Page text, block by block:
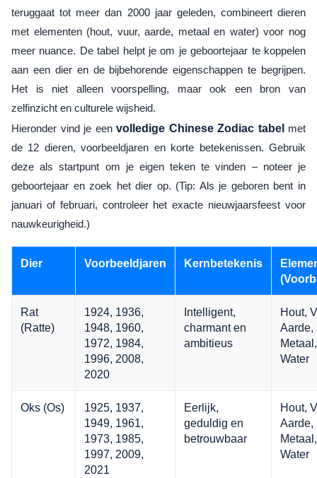
teruggaat tot meer dan 2000 jaar geleden, combineert dieren
met elementen (hout, vuur, aarde, metaal en water) voor nog
meer nuance. De tabel helpt je om je geboortejaar te koppelen
aan een dier en de bijbehorende eigenschappen te begrijpen.
Het is niet alleen voorspelling, maar ook een bron van
zelfinzicht en culturele wijsheid.
Hieronder vind je een volledige Chinese Zodiac tabel met
de 12 dieren, voorbeeldjaren en korte betekenissen. Gebruik
deze als startpunt om je eigen teken te vinden – noteer je
geboortejaar en zoek het dier op. (Tip: Als je geboren bent in
januari of februari, controleer het exacte nieuwjaarsfeest voor
nauwkeurigheid.)
Dier Voorbeeldjaren Kernbetekenis
Rat
(Ratte)
1924, 1936,
1948, 1960,
1972, 1984,
1996, 2008,
2020
Intelligent,
charmant en
ambitieus
Hout,
Aarde,
Metaal,
Water
Oks (Os)
1925, 1937,
1949, 1961,
1973, 1985,
1997, 2009,
2021
Eerlijk,
geduldig en
betrouwbaar
Hout,
Aarde,
Metaal,
Water